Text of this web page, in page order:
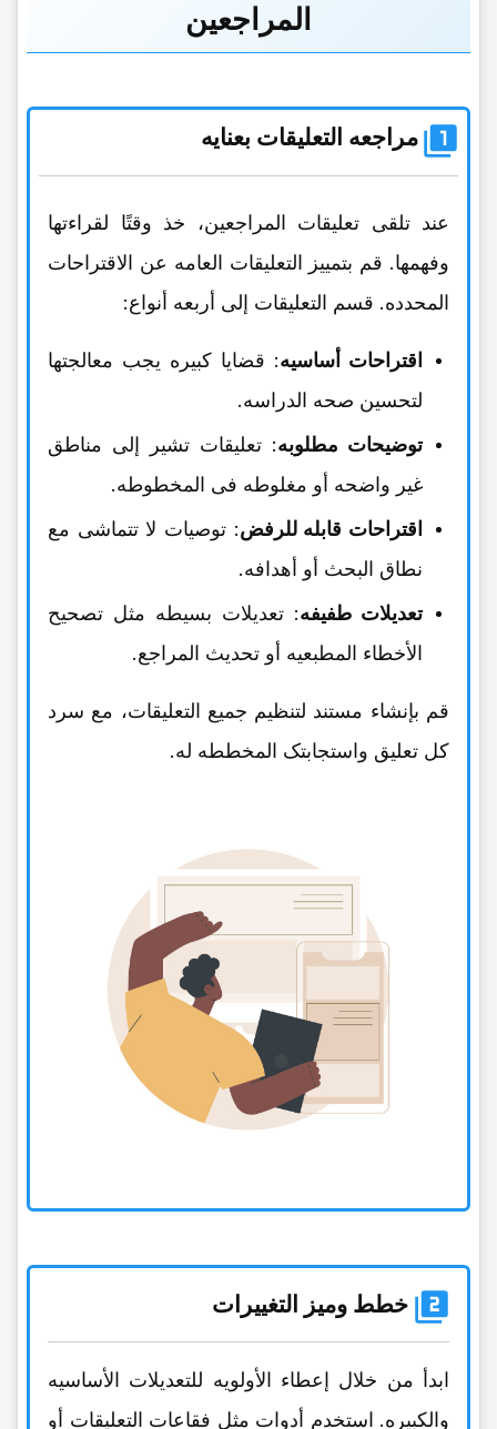
المراجعین
مراجعه التعلیقات بعنایه
عند تلقی تعلیقات المراجعین، خذ وقتًا لقراءتها
وفهمها. قم بتمییز التعلیقات العامه عن الاقتراحات
المحدده. قسم التعلیقات إلى أربعه أنواع:
اقتراحات أساسیه: قضایا کبیره یجب معالجتها
لتحسین صحه الدراسه.
توضیحات مطلوبه: تعلیقات تشیر إلى مناطق
غیر واضحه أو مغلوطه فی المخطوطه.
اقتراحات قابله للرفض: توصیات لا تتماشى مع
نطاق البحث أو أهدافه.
تعدیلات طفیفه: تعدیلات بسیطه مثل تصحیح
الأخطاء المطبعیه أو تحدیث المراجع.
قم بإنشاء مستند لتنظیم جمیع التعلیقات، مع سرد
کل تعلیق واستجابتک المخططه له.
خطط ومیز التغییرات
ابدأ من خلال إعطاء الأولویه للتعدیلات الأساسیه
والکبیره. استخدم أدوات مثل فقاعات التعلیقات أو